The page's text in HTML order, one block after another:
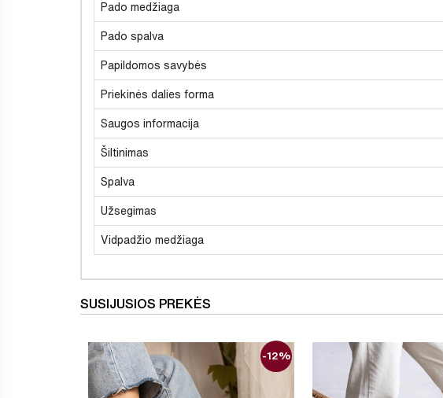
Pado medžiaga
Pado spalva
Papildomos savybės
Priekinės dalies forma
Saugos informacija
Šiltinimas
Spalva
Užsegimas
Vidpadžio medžiaga
SUSIJUSIOS PREKĖS
-12%